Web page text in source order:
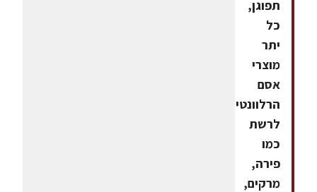
תפוגן,
כל
יתר
מוצרי
אסם
הרלוונטים
לרשת
כמו
פירה,
מרקים,